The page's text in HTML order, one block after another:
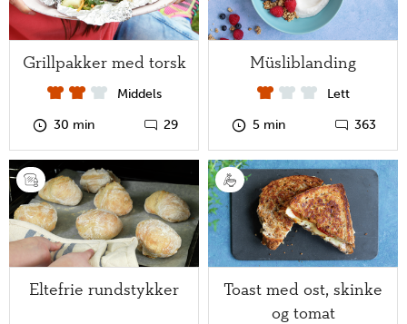
Grillpakker med torsk
Middels
30 min
29
Müsliblanding
Lett
5 min
363
Eltefrie rundstykker
Toast med ost, skinke
og tomat